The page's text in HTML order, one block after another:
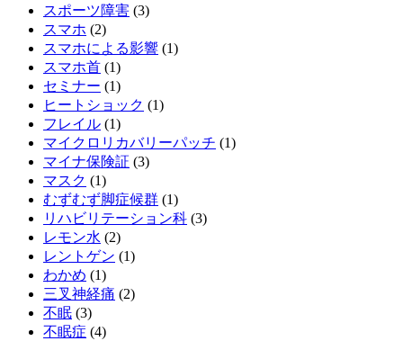
スポーツ障害 (3)
スマホ (2)
スマホによる影響 (1)
スマホ首 (1)
セミナー (1)
ヒートショック (1)
フレイル (1)
マイクロリカバリーパッチ (1)
マイナ保険証 (3)
マスク (1)
むずむず脚症候群 (1)
リハビリテーション科 (3)
レモン水 (2)
レントゲン (1)
わかめ (1)
三叉神経痛 (2)
不眠 (3)
不眠症 (4)